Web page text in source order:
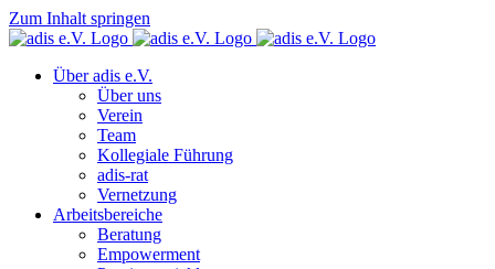
Zum Inhalt springen
Über adis e.V.
Über uns
Verein
Team
Kollegiale Führung
adis-rat
Vernetzung
Arbeitsbereiche
Beratung
Empowerment